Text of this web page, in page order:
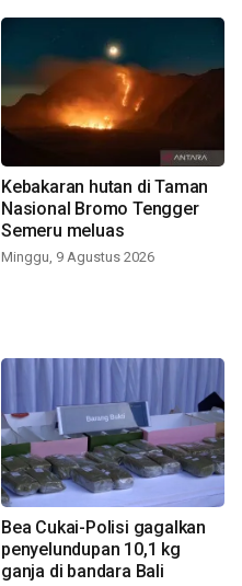
Kebakaran hutan di Taman
Nasional Bromo Tengger
Semeru meluas
Minggu, 9 Agustus 2026
Bea Cukai-Polisi gagalkan
penyelundupan 10,1 kg
ganja di bandara Bali